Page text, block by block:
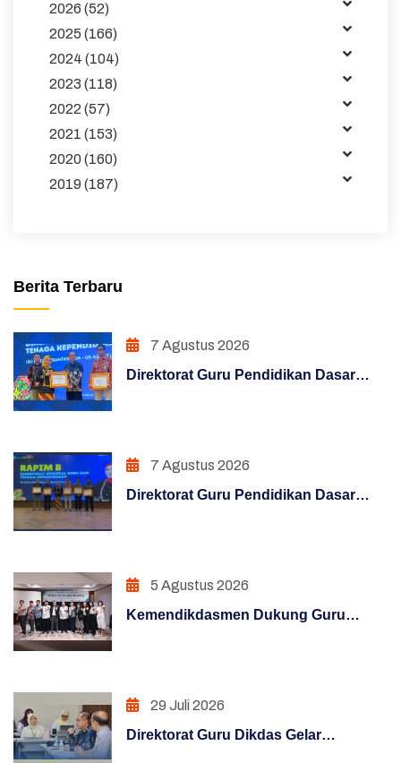
Data
Kemitraan
Tata Kelola
Publikasi
Pembelajaran
Sakip
Pendidikan Dasar
Hasil Survei Siazik
Penguatan Sistem Akuntabilitas Kerja
PENATAAN TATALAKSANA
PENGUATAN SISTEM PENGAWASAN
PENINGKATAN KUALITAS LAYANAN PUBLIK
(REFORM)
PENGUATAN SISTEM AKUNTABILITAS
KERJA (REFORM)
2026 (52)
2025 (166)
2024 (104)
2023 (118)
2022 (57)
2021 (153)
2020 (160)
2019 (187)
Berita Terbaru
7 Agustus 2026
Direktorat Guru Pendidikan Dasar
7 Agustus 2026
Direktorat Guru Pendidikan Dasar
5 Agustus 2026
Kemendikdasmen Dukung Guru
29 Juli 2026
Direktorat Guru Dikdas Gelar